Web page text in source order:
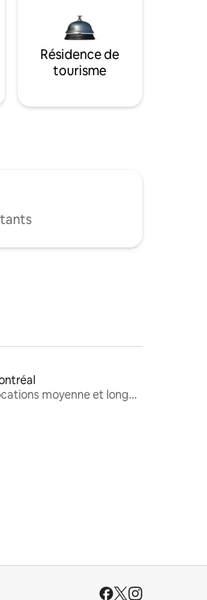
Résidence de
tourisme
Locations moyenne et longue durée